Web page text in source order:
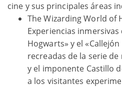
cine y sus principales áreas
The Wizarding World of
Experiencias
Hogwarts» y el
recreadas de la serie
y el imponente Castillo
a los visitantes